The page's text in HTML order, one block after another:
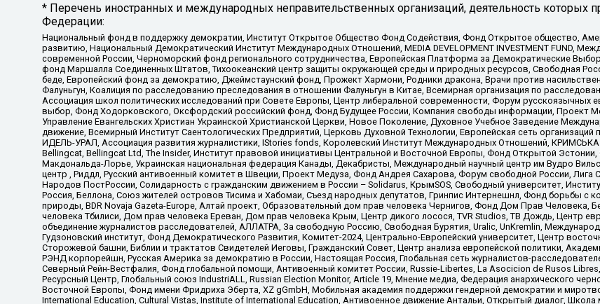
* Перечень иностранных и международных неправительственных организаций, деятельность которых
Федерации:
Национальный фонд в поддержку демократии, Институт Открытое Общество Фонд Содействия, Фонд Открытое общество,
развитию, Национальный Демократический Институт Международных Отношений, MEDIA DEVELOPMENT INVESTMENT FUND,
современной России, Черноморский фонд регионального сотрудничества, Европейская Платформа за Демократические
фонд Маршалла Соединенных Штатов, Тихоокеанский центр защиты окружающей среды и природных ресурсов, Свободная
беде, Европейский фонд за демократию, Джеймстаунский фонд, Прожект Хармони, Родники дракона, Врачи против
Фалуньгун, Коалиция по расследованию преследования в отношении Фалуньгун в Китае, Всемирная организация по
Ассоциация школ политических исследований при Совете Европы, Центр либеральной современности, Форум русскоязычных
выбор, Фонд Ходорковского, Оксфордский российский фонд, Фонд Будущее России, Компания свободы информации, Проект
Управление Евангельских Христиан Украинской Христианской Церкви, Новое Поколение, Духовное Учебное Заведение
движение, Всемирный Институт Саентологических Предприятий, Церковь Духовной Технологии, Европейская сеть
ИДЕЛЬ-УРАЛ, Ассоциация развития журналистики, IStories fonds, Королевский Институт Международных Отношений,
Bellingcat, Bellingcat Ltd, The Insider, Институт правовой инициативы Центральной и Восточной Европы, Фонд Открытой Эстонии,
Макдональда-Лорье, Украинская национальная федерация Канады, Декабристы, Международный научный центр им Вудро
центр , Риддл, Русский антивоенный комитет в Швеции, Проект Медуза, Фонд Андрея Сахарова, Форум свободной России,
Народов ПостРоссии, Солидарность с гражданским движением в России – Solidarus, КрымSOS, Свободный университет,
Россия, Беллона, Союз жителей островов Тисима и Хабомаи, Съезд народных депутатов, Гринпис Интернешнл, Фонд борьбы с
природы, BDR Novaja Gazeta-Europe, Алтай проект, Образовательный дом прав человека Чернигов, Фонд Дом Прав Человека,
человека Тбилиси, Дом прав человека Ереван, Дом прав человека Крым, Центр дикого лосося, TVR Studios, ТВ Дождь, Центр
объединение журналистов расследователей, АЛЛАТРА, За свободную Россию, Свободная Бурятия, Uralic, UnKremlin,
Гудзоновский институт, Фонд Демократического Развития, Комитет-2024, Центрально-Европейский университет, Центр
Сторожевой башни, Библии и трактатов Свидетелей Иеговы, Гражданский Совет, Центр анализа европейской политики,
РЭНД корпорейшн, Русская Америка за демократию в России, Настоящая Россия, Глобальная сеть журналистов-
Северный Рейн-Вестфалия, Фонд глобальной помощи, Антивоенный комитет России, Russie-Libertes, La Asocicion de Rusos
Ресурсный Центр, Глобальный союз IndustriALL, Russian Election Monitor, Article 19, Мнение медиа, Федерация анархического
Восточной Европы, Фонд имени Фридриха Эберта, XZ gGmbH, Мобильная академия поддержки гендерной демократии и
International Education, Cultural Vistas, Institute of International Education, Антивоенное движение Антальи, Открытый диалог,